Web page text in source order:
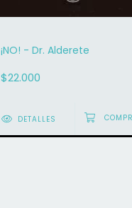
¡NO! - Dr. Alderete
$22.000
DETALLES